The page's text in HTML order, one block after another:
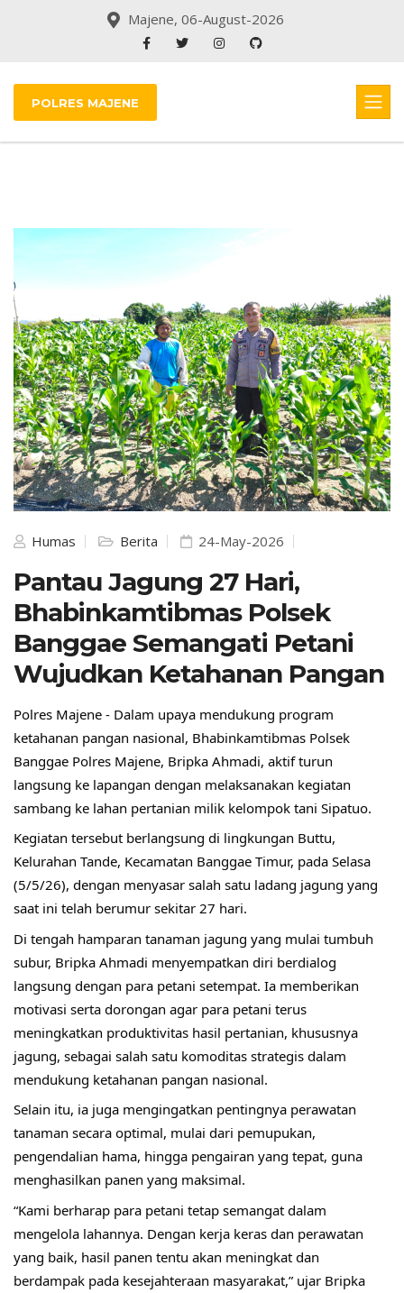
Majene, 06-August-2026
POLRES MAJENE
Humas Berita 24-May-2026
Pantau Jagung 27 Hari,
Bhabinkamtibmas Polsek
Banggae Semangati Petani
Wujudkan Ketahanan Pangan
Polres Majene - Dalam upaya mendukung program
ketahanan pangan nasional, Bhabinkamtibmas Polsek
Banggae Polres Majene, Bripka Ahmadi, aktif turun
langsung ke lapangan dengan melaksanakan kegiatan
sambang ke lahan pertanian milik kelompok tani Sipatuo.
Kegiatan tersebut berlangsung di lingkungan Buttu,
Kelurahan Tande, Kecamatan Banggae Timur, pada Selasa
(5/5/26), dengan menyasar salah satu ladang jagung yang
saat ini telah berumur sekitar 27 hari.
Di tengah hamparan tanaman jagung yang mulai tumbuh
subur, Bripka Ahmadi menyempatkan diri berdialog
langsung dengan para petani setempat. Ia memberikan
motivasi serta dorongan agar para petani terus
meningkatkan produktivitas hasil pertanian, khususnya
jagung, sebagai salah satu komoditas strategis dalam
mendukung ketahanan pangan nasional.
Selain itu, ia juga mengingatkan pentingnya perawatan
tanaman secara optimal, mulai dari pemupukan,
pengendalian hama, hingga pengairan yang tepat, guna
menghasilkan panen yang maksimal.
“Kami berharap para petani tetap semangat dalam
mengelola lahannya. Dengan kerja keras dan perawatan
yang baik, hasil panen tentu akan meningkat dan
berdampak pada kesejahteraan masyarakat,” ujar Bripka